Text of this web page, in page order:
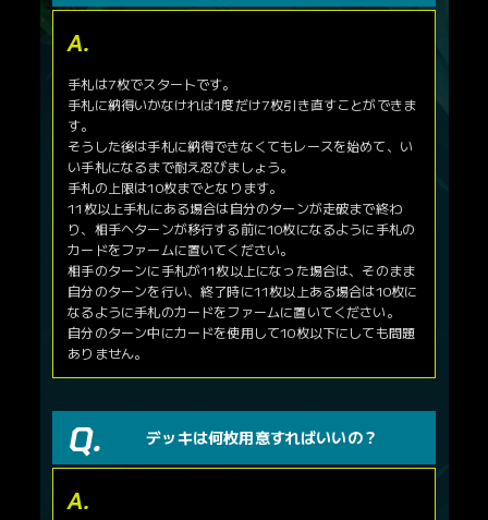
手札は7枚でスタートです。
手札に納得いかなければ1度だけ7枚引き直すことができま
す。
そうした後は手札に納得できなくてもレースを始めて、い
い手札になるまで耐え忍びましょう。
手札の上限は10枚までとなります。
11枚以上手札にある場合は自分のターンが走破まで終わ
り、相手へターンが移行する前に10枚になるように手札の
カードをファームに置いてください。
相手のターンに手札が11枚以上になった場合は、そのまま
自分のターンを行い、終了時に11枚以上ある場合は10枚に
なるように手札のカードをファームに置いてください。
自分のターン中にカードを使用して10枚以下にしても問題
ありません。
デッキは何枚用意すればいいの？
SDF-17
チェルヴィニア
SDF-24
ブエナビスタ
SDF-26
リスグラシュー
SDF-28
バトルボーン
SDF-29
スタニングローズ
SDF-30
ブレイディヴェーグ
SDF-31
クロノジェネシス
SDF-32
サラキア
SDF-36
レイデオロ
SDF-38
SDF-40
ローシャムパーク
SDF-46
ドゥラメンテ
SDF-49
イクイノックス
SDF-55
競馬、新章
カードNo. カード名
SDF-001
ディアンドル
SDF-002
コントラチェック
SDF-003
ママコチャ
SDF-005
スリープレスナイト
SDF-006
ステルヴィオ
SDF-007
ローブティサージュ
SDF-008
エターナルタイム
SDF-009
グランアレグリア
SDF-011
SDF-012
バンゴール
SDF-015
インダストリア
SDF-016
アスコリピチェーノ
SDF-019
東京
中山
中京
京都
阪神
小倉
良
稍重
重
不良
稍重
2000m
（芝・中）
2200m
2400m
（芝・中）
2500m
（芝・中）
（芝・長）
3200m
（芝・長）